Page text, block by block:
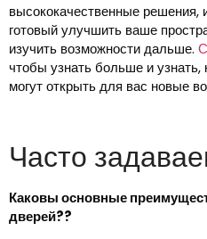
высококачественные решения,
готовый улучшить ваше
изучить возможности дальше.
чтобы узнать больше и
могут открыть для вас новые
Часто
Каковы основные
дверей??